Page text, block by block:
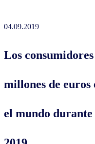
04.09.2019
Los
millones de euros
el mundo